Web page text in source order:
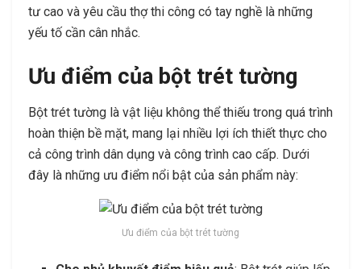
tư cao và yêu cầu thợ thi công có tay nghề là những
yếu tố cần cân nhắc.
Ưu điểm của bột trét tường
Bột trét tường là vật liệu không thể thiếu trong quá trình
hoàn thiện bề mặt, mang lại nhiều lợi ích thiết thực cho
cả công trình dân dụng và công trình cao cấp. Dưới
đây là những ưu điểm nổi bật của sản phẩm này:
Ưu điểm của bột trét tường